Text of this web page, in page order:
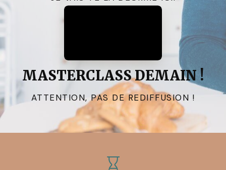
MASTERCLASS DEMAIN !
ATTENTION, PAS DE REDIFFUSION !